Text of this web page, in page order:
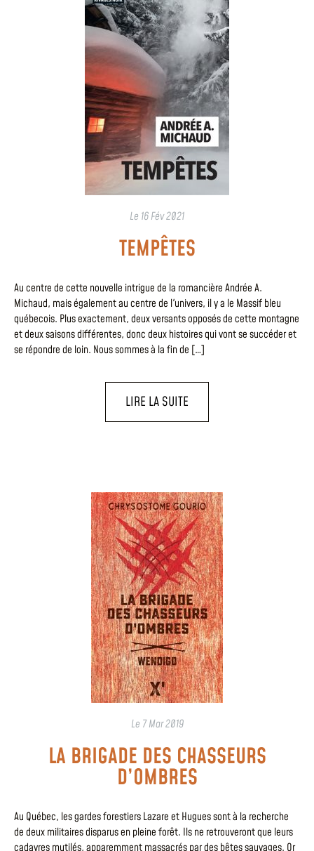
Le 16 Fév 2021
TEMPÊTES
Au centre de cette nouvelle intrigue de la romancière Andrée A.
Michaud, mais également au centre de l'univers, il y a le Massif bleu
québecois. Plus exactement, deux versants opposés de cette montagne
et deux saisons différentes, donc deux histoires qui vont se succéder et
se répondre de loin. Nous sommes à la fin de […]
LIRE LA SUITE
Le 7 Mar 2019
LA BRIGADE DES CHASSEURS
D’OMBRES
Au Québec, les gardes forestiers Lazare et Hugues sont à la recherche
de deux militaires disparus en pleine forêt. Ils ne retrouveront que leurs
cadavres mutilés, apparemment massacrés par des bêtes sauvages. Or